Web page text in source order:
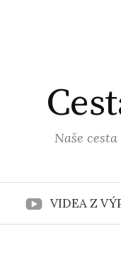
Naše
VIDEA Z